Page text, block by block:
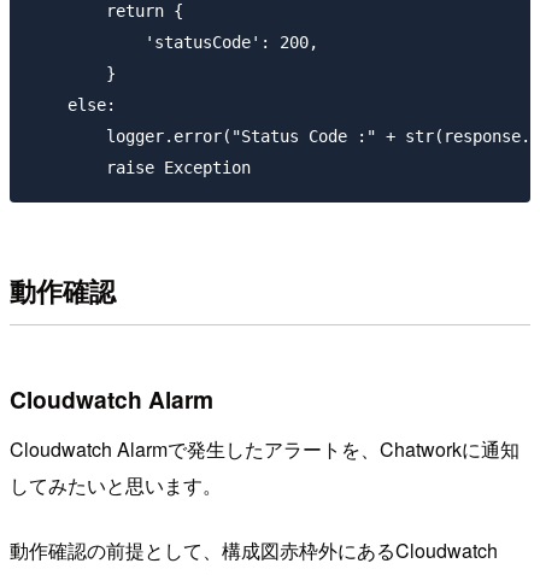
        return {
            'statusCode': 200,
        }
    else:
logger.error("Status Code :" +
動作確認
Cloudwatch Alarm
Cloudwatch Alarmで発生したアラートを、Chatworkに通知
してみたいと思います。
動作確認の前提として、構成図赤枠外にあるCloudwatch